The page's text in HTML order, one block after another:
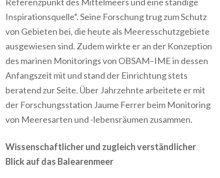
Inspirationsquelle“. Seine Forschung trug zum Schutz
von Gebieten bei, die heute als Meeresschutzgebiete
ausgewiesen sind. Zudem wirkte er an der Konzeption
des marinen Monitorings von OBSAM–IME in dessen
Anfangszeit mit und stand der Einrichtung stets
beratend zur Seite. Über Jahrzehnte arbeitete er mit
der Forschungsstation Jaume Ferrer beim Monitoring
von Meeresarten und -lebensräumen zusammen.
Wissenschaftlicher und zugleich verständlicher
Blick auf das Balearenmeer